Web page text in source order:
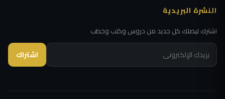
النشرة البريدية
اشترك ليصلك كل جديد من دروس وكتب وخطب
اشتراك